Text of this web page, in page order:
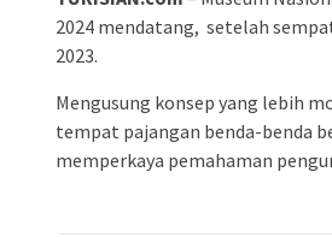
2024 mendatang, setelah
2023.
Mengusung konsep yang lebih
tempat pajangan benda-benda
memperkaya pemahaman